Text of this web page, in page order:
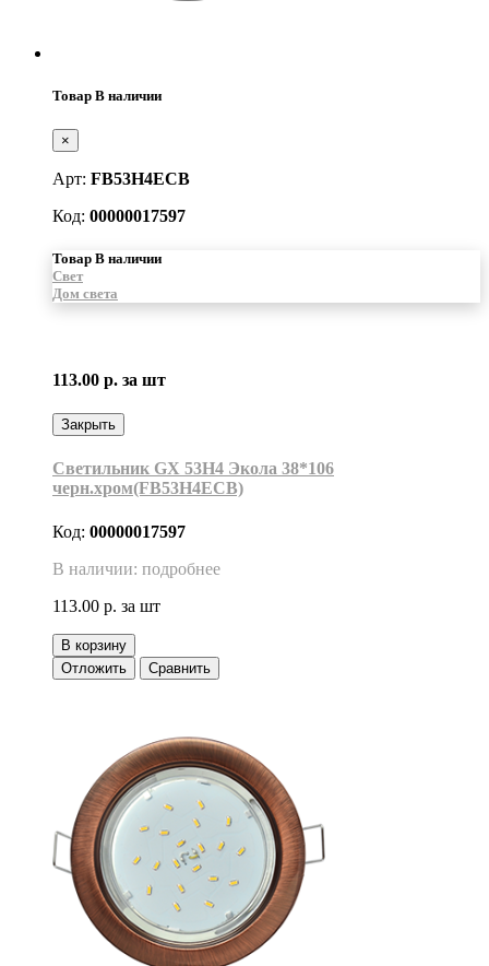
Товар В наличии
×
Арт: FB53H4ECB
Код: 00000017597
Товар В наличии
Свет
Дом света
113.00 р. за шт
Закрыть
Светильник GX 53H4 Экола 38*106
черн.хром(FB53H4ECB)
Код: 00000017597
В наличии: подробнее
113.00 р. за шт
В корзину
Отложить
Сравнить